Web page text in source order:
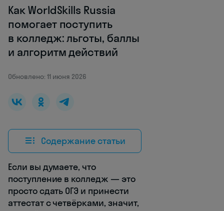
Как WorldSkills Russia
помогает поступить
в колледж: льготы, баллы
и алгоритм действий
Обновлено: 11 июня 2026
Содержание статьи
Если вы думаете, что
поступление в колледж — это
просто сдать ОГЭ и принести
аттестат с четвёрками, значит,